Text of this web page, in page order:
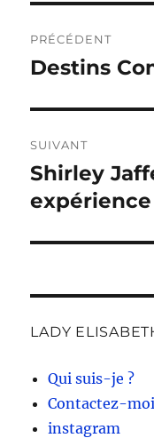
de
PRÉCÉDENT
Publication
Destins
SUIVANT
Publication
suivante :
Shirley
expérience
LADY
Qui suis-je ?
Contactez-
instagram